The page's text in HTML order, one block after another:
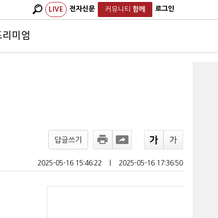
LIVE 전자신문 커뮤니티 함께 로그인
리미엄
답글쓰기
2025-05-16 15:46:22 2025-05-16 17:36:50